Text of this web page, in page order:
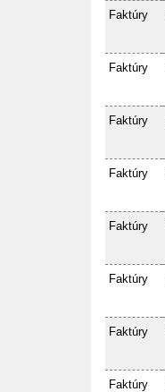
Faktúry
Faktúry
Faktúry
Faktúry
Faktúry
Faktúry
Faktúry
Faktúry